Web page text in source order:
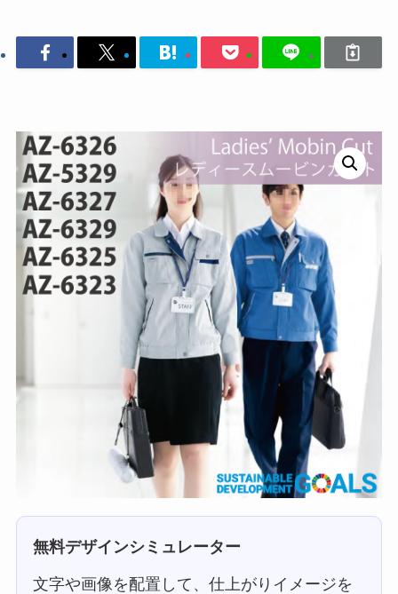
無料デザインシミュレーター
文字や画像を配置して、仕上がりイメージを